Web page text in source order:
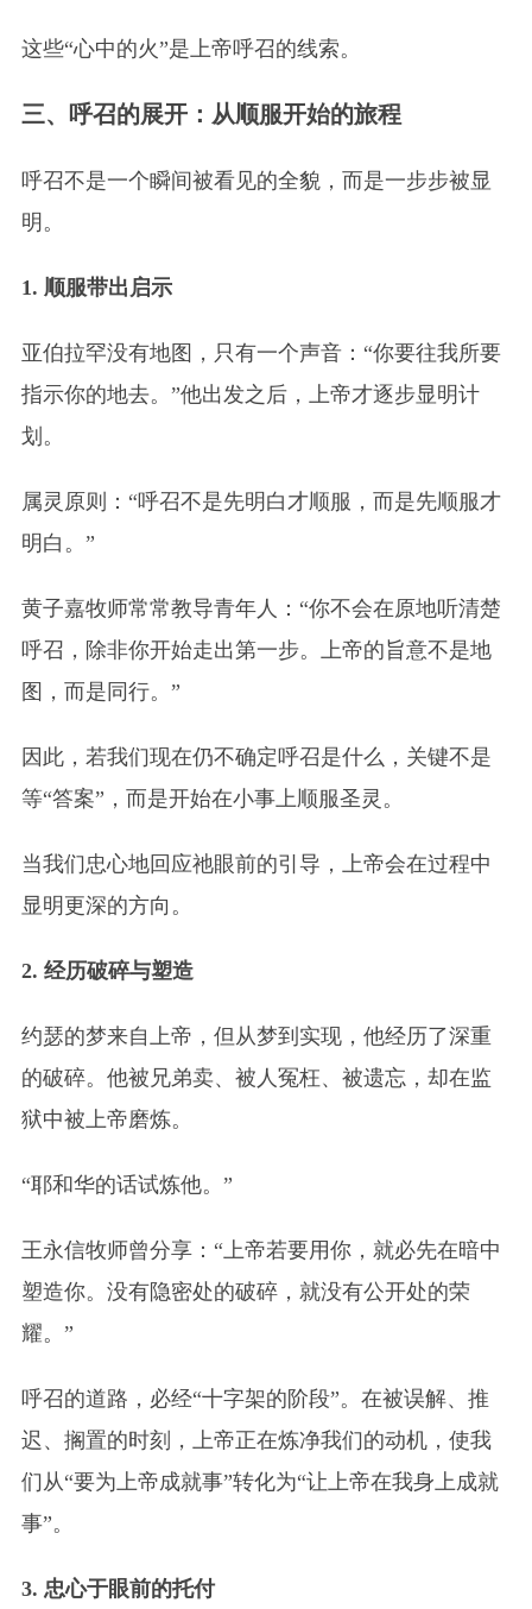
这些“心中的火”是上帝呼召的线索。
三、呼召的展开：从顺服开始的旅程
呼召不是一个瞬间被看见的全貌，而是一步步被显
明。
1. 顺服带出启示
亚伯拉罕没有地图，只有一个声音：“你要往我所要
指示你的地去。”他出发之后，上帝才逐步显明计
划。
属灵原则：“呼召不是先明白才顺服，而是先顺服才
明白。”
黄子嘉牧师常常教导青年人：“你不会在原地听清楚
呼召，除非你开始走出第一步。上帝的旨意不是地
图，而是同行。”
因此，若我们现在仍不确定呼召是什么，关键不是
等“答案”，而是开始在小事上顺服圣灵。
当我们忠心地回应祂眼前的引导，上帝会在过程中
显明更深的方向。
2. 经历破碎与塑造
约瑟的梦来自上帝，但从梦到实现，他经历了深重
的破碎。他被兄弟卖、被人冤枉、被遗忘，却在监
狱中被上帝磨炼。
“耶和华的话试炼他。”
王永信牧师曾分享：“上帝若要用你，就必先在暗中
塑造你。没有隐密处的破碎，就没有公开处的荣
耀。”
呼召的道路，必经“十字架的阶段”。在被误解、推
迟、搁置的时刻，上帝正在炼净我们的动机，使我
们从“要为上帝成就事”转化为“让上帝在我身上成就
事”。
3. 忠心于眼前的托付